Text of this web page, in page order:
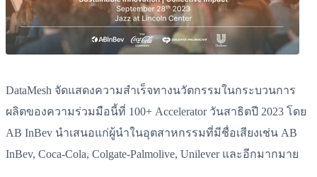
DataMesh จัดแสดงความสำเร็จทางนวัตกรรมในกระบวนการ
ผลิตของความร่วมมือนี้ที่ 100+ Accelerator วันสาธิตปี 2023 โดย
AB InBev นำเสนอแก่ผู้นำในอุตสาหกรรมที่มีชื่อเสียงเช่น AB
InBev, Coca-Cola, Colgate-Palmolive, Unilever และอีกมากมาย